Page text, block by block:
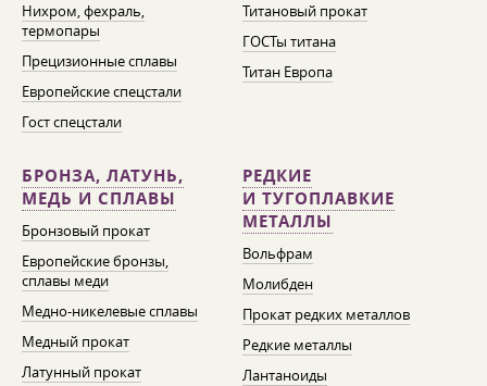
Нихром, фехраль,
термопары
Прецизионные сплавы
Европейские спецстали
Гост спецстали
Титановый прокат
ГОСТы титана
Титан Европа
БРОНЗА, ЛАТУНЬ,
МЕДЬ И СПЛАВЫ
Бронзовый прокат
Европейские бронзы,
сплавы меди
Медно-никелевые сплавы
Медный прокат
Латунный прокат
РЕДКИЕ
И ТУГОПЛАВКИЕ
МЕТАЛЛЫ
Вольфрам
Молибден
Прокат редких металлов
Редкие металлы
Лантаноиды